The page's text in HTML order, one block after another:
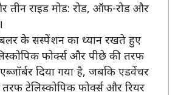
तीन राइड मोड: रोड, ऑफ-रोड और
के सस्पेंशन का ध्यान रखते हुए
फोर्क्स और पीछे की तरफ
दिया गया है, जबकि एडवेंचर
टेलिस्कोपिक फोर्क्स और रियर